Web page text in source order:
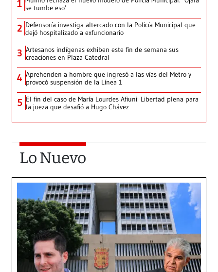
1 se tumbe eso’
2 Defensoría investiga altercado con la Policía Municipal que
dejó hospitalizado a exfuncionario
3 Artesanos indígenas exhiben este fin de semana sus
creaciones en Plaza Catedral
4 Aprehenden a hombre que ingresó a las vías del Metro y
provocó suspensión de la Línea 1
5 El fin del caso de María Lourdes Afiuni: Libertad plena para
la jueza que desafió a Hugo Chávez
Lo Nuevo